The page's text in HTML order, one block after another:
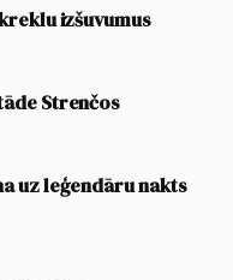
izšuvumus
Strenčos
uz leģendāru nakts